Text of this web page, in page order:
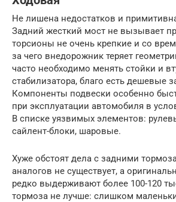
Не лишена недостатков и
Задний жесткий мост не вызывает
торсионы не очень крепкие и со
за чего внедорожник теряет
часто необходимо менять стойки и
стабилизатора, благо есть дешевые
Компоненты подвески особенно
при эксплуатации автомобиля в
В списке уязвимых элементов:
сайлент-блоки, шаровые.
Хуже обстоят дела с задними
аналогов не существует, а
редко выдерживают более 100-120
тормоза не лучше: слишком